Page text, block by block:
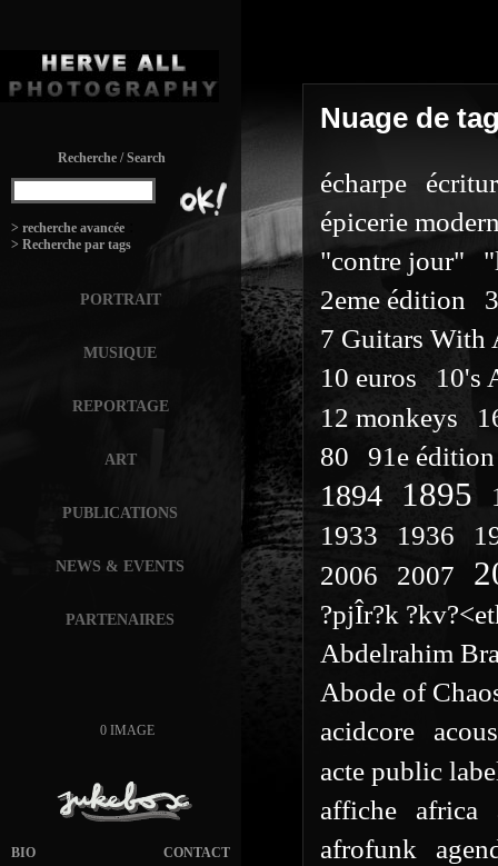
Recherche / Search
> recherche avancée
> Recherche par tags
PORTRAIT
MUSIQUE
REPORTAGE
ART
PUBLICATIONS
NEWS & EVENTS
PARTENAIRES
0 IMAGE
CONTACT
BIO
Nuage de
écharpe
épicerie
"contre jour"
2eme édition
3
7 Guitars
10 euros
10's
12 monkeys
80
91e édition
1894 1895
1933
1936
2006
2007
?pjÎr?k
Abdelrahim
Abode of
acidcore
acte public
affiche
africa
afrofunk